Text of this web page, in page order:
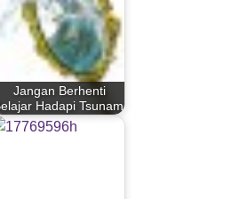
Jangan Berhenti
Hadapi Tsunami